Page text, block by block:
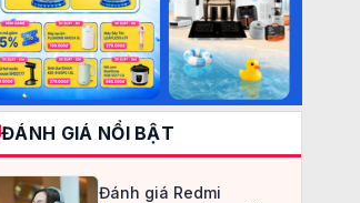
ĐÁNH GIÁ NỔI BẬT
Đánh giá Redmi